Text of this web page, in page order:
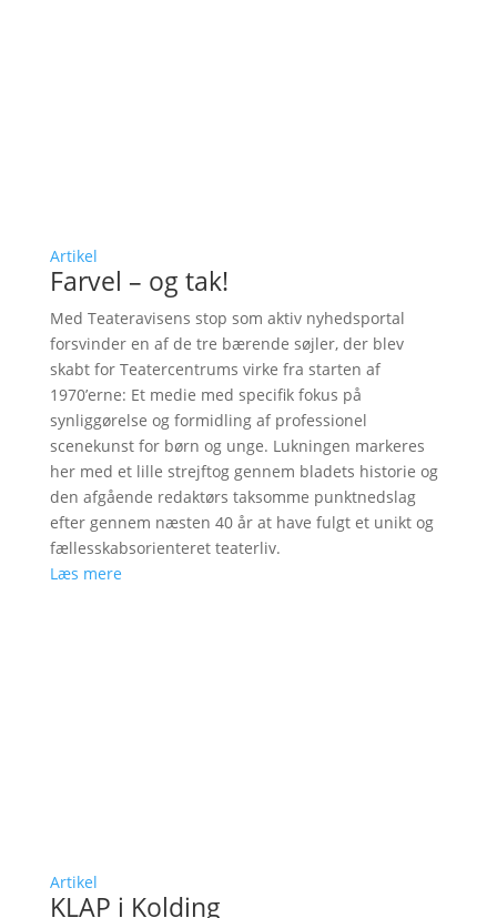
Artikel
Farvel – og tak!
Med Teateravisens stop som aktiv nyhedsportal
forsvinder en af de tre bærende søjler, der blev
skabt for Teatercentrums virke fra starten af
1970’erne: Et medie med specifik fokus på
synliggørelse og formidling af professionel
scenekunst for børn og unge. Lukningen markeres
her med et lille strejftog gennem bladets historie og
den afgående redaktørs taksomme punktnedslag
efter gennem næsten 40 år at have fulgt et unikt og
fællesskabsorienteret teaterliv.
Læs mere
Artikel
KLAP i Kolding